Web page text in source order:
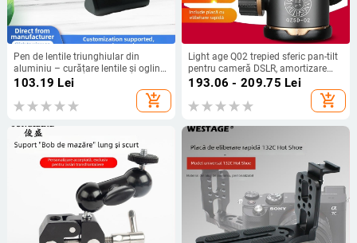
Pen de lentile triunghiular din
aluminiu – curățare lentile și oglinzi
optice; corp din aluminiu;
microscoape, ochelari, UAV și
103.19 Lei
add_shopping_cart
Light age Q02 trepied sferic pan-tilt
pentru cameră DSLR, amortizare
universală, scară panoramică 360°,
193.06 - 209.75 Lei
add_shopping_cart